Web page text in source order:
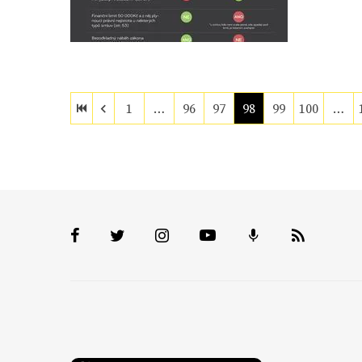
1 … 96 97 98 99 100 …